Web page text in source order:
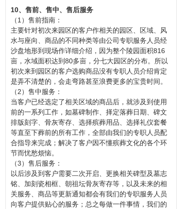
10、售前、售中、售后服务
（1）售前指南：
主要针对初次来园区的客户作相关的园区、区域、风
水与座向、商品的不同种类等由公司专职服务人员经
沙盘地形到现场作详细介绍，因为整个陵园面积816
亩，水域面积达到80多亩，分七大园区的分布。所以
初次来到园区的客户选购商品没有专职人员介绍肯定
是弄不清楚的，会走弯路甚至浪费更多的宝贵时间。
（2）售中服务：
当客户已经选定了相关区域的商品后，就涉及到使用
前的一系列工作，如墓碑制作、择定落葬日期、碑文
排版刻字、骨灰寄存、选择殡葬用品、选择礼仪套餐
等直至下葬前的所有工作，全部由我们的专职人员配
合指导来完成；解决了客户因不懂殡葬文化的各个环
节而忧愁烦恼。
（3）售后服务：
以后涉及到客户需要二次开启、更换相关碑型及墓志
铭 、加刻瓷相框、朝祖坛骨灰寄存等，以及未来的相
关服务、商品等更新通知都会有我们的专职服务人员
向客户提供贴心的服务；总之每做一件事情，我们的